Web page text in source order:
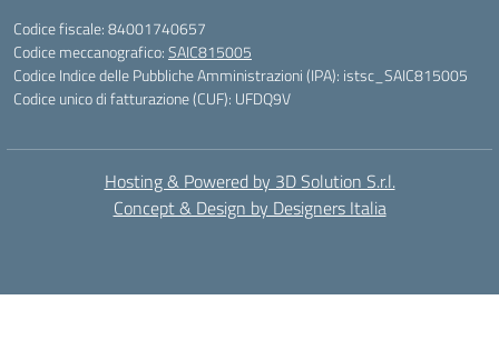
Codice fiscale: 84001740657
Codice meccanografico:SAIC815005
Codice Indice delle Pubbliche Amministrazioni (IPA): istsc_SAIC815005
Codice unico di fatturazione (CUF): UFDQ9V
Hosting & Powered by 3D Solution S.r.l.
Concept & Design by Designers Italia